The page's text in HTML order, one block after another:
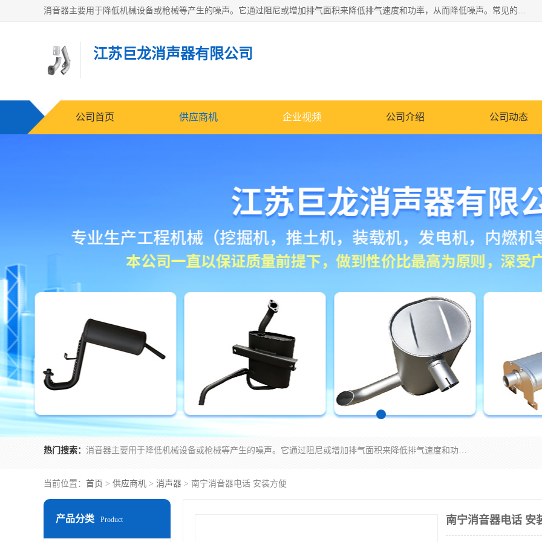
消音器主要用于降低机械设备或枪械等产生的噪声。它通过阻尼或增加排气面积来降低排气速度和功率，从而降低噪声。常见的消音器类型包括阻性消声器、抗性消声器、共振消声器以及阻抗复合式消声器等。这些消音器各有特点，适用于不同频率的噪声消除。
江苏巨龙消声器有限公司
公司首页 供应商机 企业视频 公司介绍 公司动态
热门搜索： 消音器主要用于降低机械设备或枪械等产生的噪声。它通过阻尼或增加排气面积来降低排气速度和功率，从而降低噪声。常见的消音器类型包括阻性消声器、抗性消声器、共振消声器以及阻抗复合式消声器等。这些消音器各有特点，适用于不同频率的噪声消除。
当前位置： 首页 > 供应商机 > 消声器 > 南宁消音器电话 安装方便
产品分类 Product 南宁消音器电话 安